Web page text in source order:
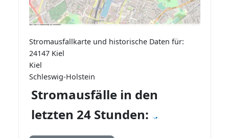
Stromausfallkarte und historische Daten für:
24147 Kiel
Kiel
Schleswig-Holstein
Stromausfälle in den
letzten 24 Stunden: